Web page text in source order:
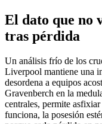
El dato que no
tras pérdida
Un análisis frío de los
Liverpool mantiene una
desordena a equipos
Gravenberch en la
centrales, permite
funciona, la posesión